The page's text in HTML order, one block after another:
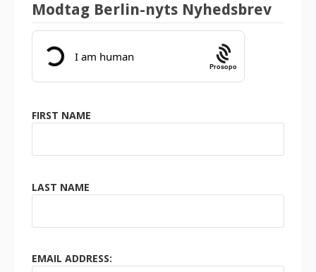
Modtag Berlin-nyts Nyhedsbrev
Prosopo
FIRST NAME
LAST NAME
EMAIL ADDRESS: